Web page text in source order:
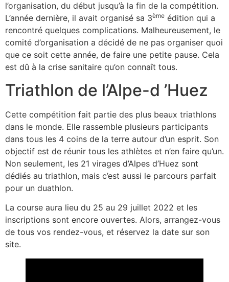
l’organisation, du début jusqu’à la fin de la compétition.
L’année dernière, il avait organisé sa 3ème édition qui a
rencontré quelques complications. Malheureusement, le
comité d’organisation a décidé de ne pas organiser quoi
que ce soit cette année, de faire une petite pause. Cela
est dû à la crise sanitaire qu’on connaît tous.
Triathlon de l’Alpe-d ’Huez
Cette compétition fait partie des plus beaux triathlons
dans le monde. Elle rassemble plusieurs participants
dans tous les 4 coins de la terre autour d’un esprit. Son
objectif est de réunir tous les athlètes et n’en faire qu’un.
Non seulement, les 21 virages d’Alpes d’Huez sont
dédiés au triathlon, mais c’est aussi le parcours parfait
pour un duathlon.
La course aura lieu du 25 au 29 juillet 2022 et les
inscriptions sont encore ouvertes. Alors, arrangez-vous
de tous vos rendez-vous, et réservez la date sur son
site.